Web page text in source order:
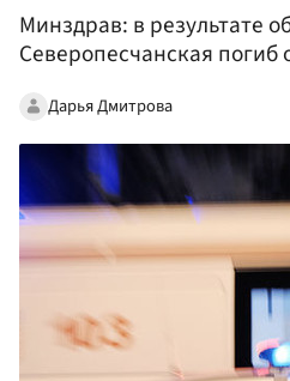
Минздрав: в результате
Северопесчанская погиб
Дарья Дмитрова